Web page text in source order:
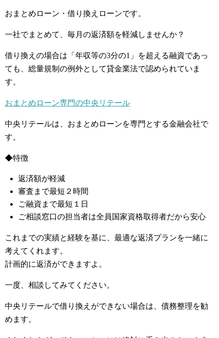
おまとめローン・借り換えローンです。
一社でまとめて、毎月の返済額を軽減しませんか？
借り換えの場合は「年収等の3分の1」を超える融資であっ
ても、総量規制の例外として貸金業法で認められていま
す。
おまとめローン専門の中央リテール
中央リテールは、おまとめローンを専門とする金融会社で
す。
◆特徴
返済額が軽減
審査まで最短２時間
ご融資まで最短１日
ご相談窓口の担当者は全員国家資格取得者だから安心
これまでの実績と経験を基に、最適な返済プランを一緒に
考えてくれます。
計画的に返済ができますよ。
一度、相談してみてください。
中央リテールで借り換えができない場合は、債務整理を勧
めます。